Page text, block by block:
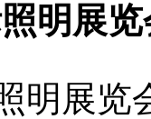
明展
明展览